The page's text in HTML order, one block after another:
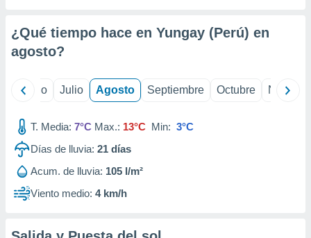
e
mediante
publicidad
publicidad
de
1199
¿Qué tiempo hace en Yungay (Perú) en
agosto?
Junio Julio Agosto Septiembre Octubre
T. Media: 7°C Max.: 13°C Min: 3°C
Días de lluvia: 21 días
Acum. de lluvia: 105 l/m²
Viento medio: 4 km/h